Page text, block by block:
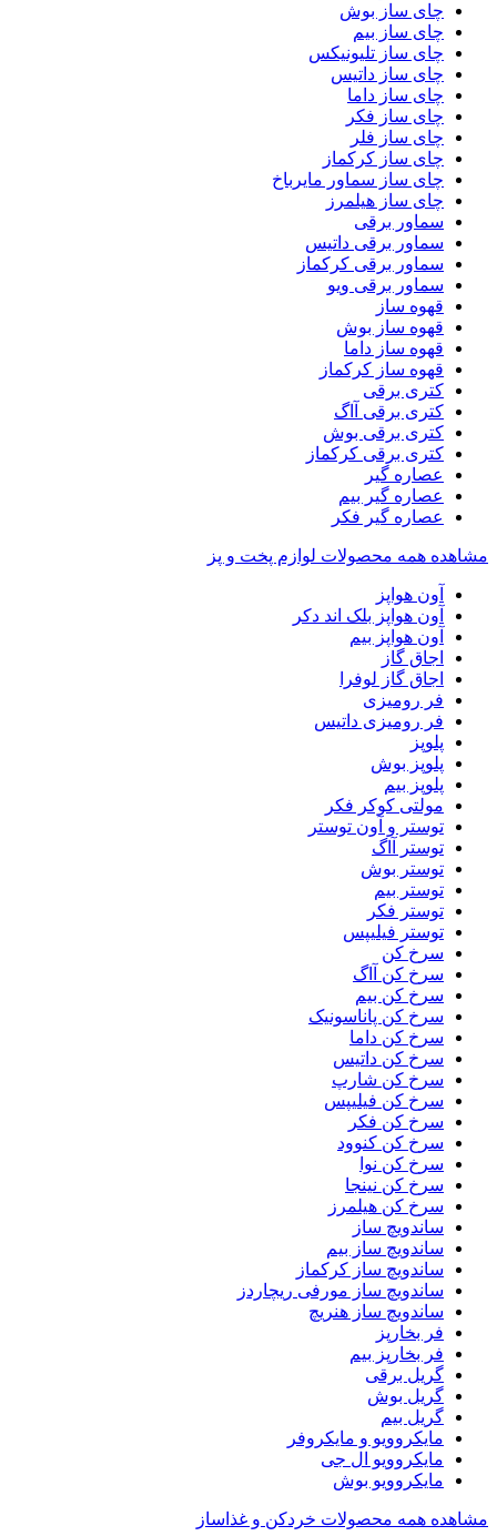
چای ساز بوش
چای ساز بیم
چای ساز تلیونیکس
چای ساز داتیس
چای ساز داما
چای ساز فکر
چای ساز فلر
چای ساز کرکماز
چای ساز سماور مایرباخ
چای ساز هیلمرز
سماور برقی
سماور برقی داتیس
سماور برقی کرکماز
سماور برقی ویو
قهوه ساز
قهوه ساز بوش
قهوه ساز داما
قهوه ساز کرکماز
کتری برقی
کتری برقی آاگ
کتری برقی بوش
کتری برقی کرکماز
عصاره گیر
عصاره گیر بیم
عصاره گیر فکر
مشاهده همه محصولات لوازم پخت و پز
آون هواپز
آون هواپز بلک اند دکر
آون هواپز بیم
اجاق گاز
اجاق گاز لوفرا
فر رومیزی
فر رومیزی داتیس
پلوپز
پلوپز بوش
پلوپز بیم
مولتی کوکر فکر
توستر و آون توستر
توستر آاگ
توستر بوش
توستر بیم
توستر فکر
توستر فیلیپس
سرخ کن
سرخ کن آاگ
سرخ کن بیم
سرخ کن پاناسونیک
سرخ کن داما
سرخ کن داتیس
سرخ کن شارپ
سرخ کن فیلیپس
سرخ کن فکر
سرخ کن کنوود
سرخ کن نوا
سرخ کن نینجا
سرخ کن هیلمرز
ساندویچ ساز
ساندویچ ساز بیم
ساندویچ ساز کرکماز
ساندویچ ساز مورفی ریچاردز
ساندویچ ساز هنریچ
فر بخارپز
فر بخارپز بیم
گریل برقی
گریل بوش
گریل بیم
مایکروویو و مایکروفر
مایکروویو ال جی
مایکروویو بوش
مشاهده همه محصولات خردکن و غذاساز